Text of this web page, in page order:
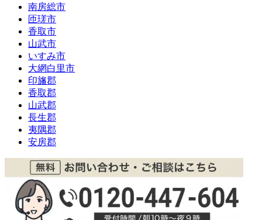
南房総市
匝瑳市
香取市
山武市
いすみ市
大網白里市
印旛郡
香取郡
山武郡
長生郡
夷隅郡
安房郡